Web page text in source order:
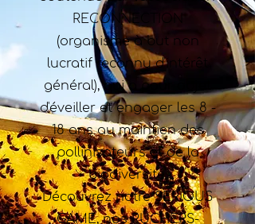
RECONNECTION
(organisme à but non
lucratif reconnu d'intérêt
général), qui a pour objet
d'éveiller et engager les 8 -
18 ans au maintien des
pollinisateurs et de la
biodiversité.
Découvrez notre SERIOUS
GAME, nos RUCHERS-